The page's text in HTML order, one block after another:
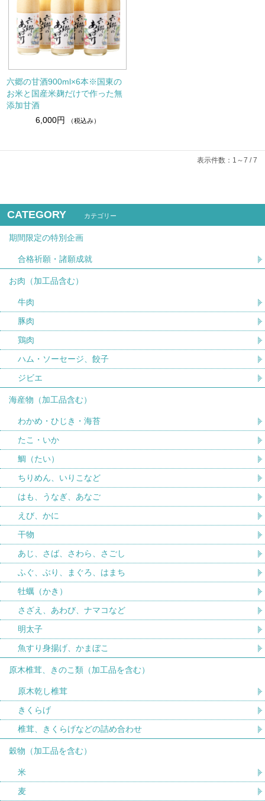
六郷の甘酒900ml×6本※国東の
お米と国産米麹だけで作った無
添加甘酒
6,000円
（税込み）
表示件数：1～7 / 7
CATEGORY カテゴリー
期間限定の特別企画
合格祈願・諸願成就
お肉（加工品含む）
牛肉
豚肉
鶏肉
ハム・ソーセージ、餃子
ジビエ
海産物（加工品含む）
わかめ・ひじき・海苔
たこ・いか
鯛（たい）
ちりめん、いりこなど
はも、うなぎ、あなご
えび、かに
干物
あじ、さば、さわら、さごし
ふぐ、ぶり、まぐろ、はまち
牡蠣（かき）
さざえ、あわび、ナマコなど
明太子
魚すり身揚げ、かまぼこ
原木椎茸、きのこ類（加工品を含む）
原木乾し椎茸
きくらげ
椎茸、きくらげなどの詰め合わせ
穀物（加工品を含む）
米
麦